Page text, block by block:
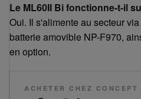
Le ML60II Bi fonctionne-t-il
Oui. Il s'alimente au secteur
batterie amovible NP-F970,
en option.
ACHETER CHEZ CONCEPT